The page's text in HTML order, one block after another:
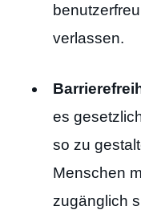
verlassen.
es
so zu
Menschen
zugänglich